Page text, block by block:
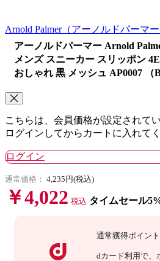
Arnold Palmer（アーノルドパーマー
アーノルドパーマー Arnold
メンズ スニーカー スリッポン
おしゃれ 黒 メッシュ AP0007 （
こちらは、会員価格が設定されてい
ログインしてからカートに入れてく
ログイン
通常価格： 4,235円(税込)
￥4,022 税込 タイムセール
通常獲得ポイント
dカード利用で、